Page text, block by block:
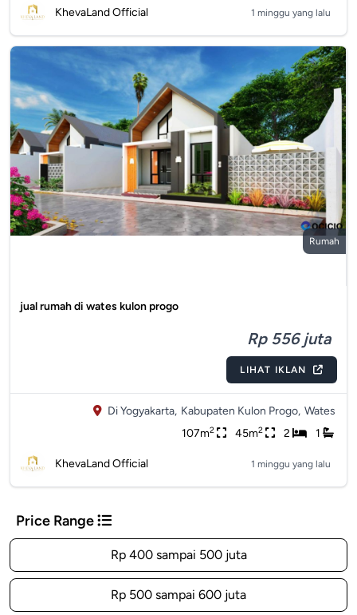
KhevaLand Official 1 minggu yang lalu
Rumah
jual rumah di wates kulon progo
Rp 556 juta
LIHAT IKLAN
Di Yogyakarta, Kabupaten Kulon Progo, Wates
107m2 45m2 2 1
KhevaLand Official 1 minggu yang lalu
Price Range
Rp 400 sampai 500 juta
Rp 500 sampai 600 juta